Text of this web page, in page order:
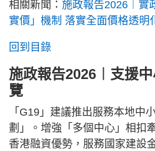
相關新聞： 施政報告2026︱實
實價」機制 落實全面價格透明
回到目錄
施政報告2026︱支援
覽
「G19」建議推出服務本地中
劃」。增強「多個中心」相扣
香港融資優勢，服務國家建設